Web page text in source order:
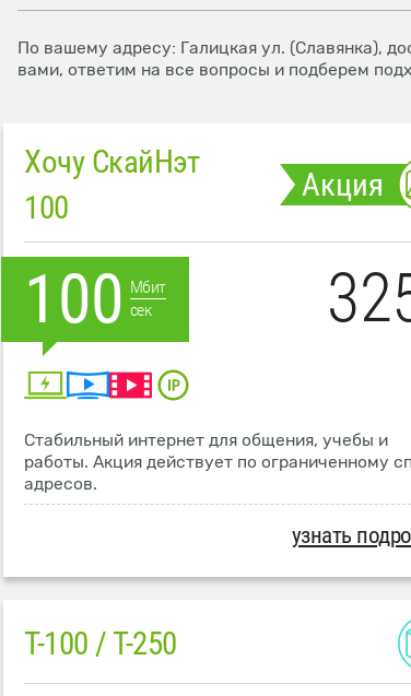
По вашему адресу: Галицкая ул. (Славянка),
вами, ответим на все вопросы и подберем
Хочу СкайНэт
100
Акция
100 Мбит
сек
Стабильный интернет для общения, учебы и
работы. Акция действует по ограниченному
адресов.
узнать
T-100 / T-250